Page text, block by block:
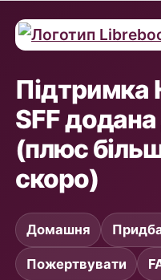
Підтримка
SFF
(плюс
скоро)
Домашня
Пожертвувати